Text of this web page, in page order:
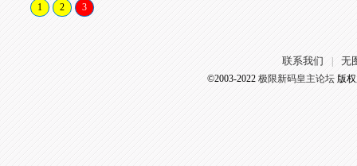
1 2 3
联系我们 无
©2003-2022 极限新码皇主论坛版权